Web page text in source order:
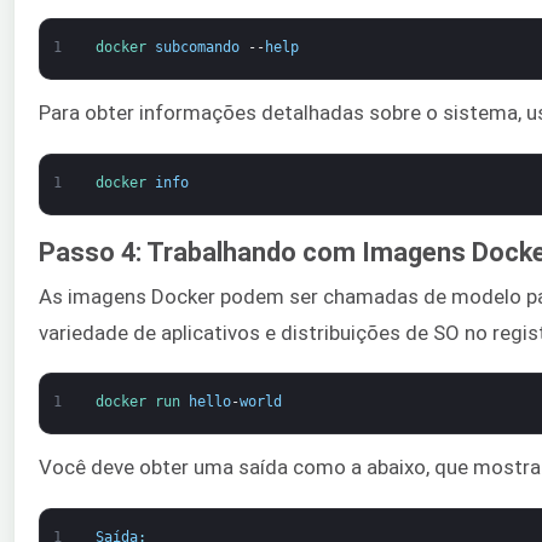
1 docker subcomando -- help
Para obter informações detalhadas sobre o sistema,
1 docker info
Passo 4: Trabalhando com Imagens
As imagens Docker podem ser chamadas de modelo
variedade de aplicativos e distribuições de SO no
1 docker run hello-world
Você deve obter uma saída como a abaixo, que
1
Saída: